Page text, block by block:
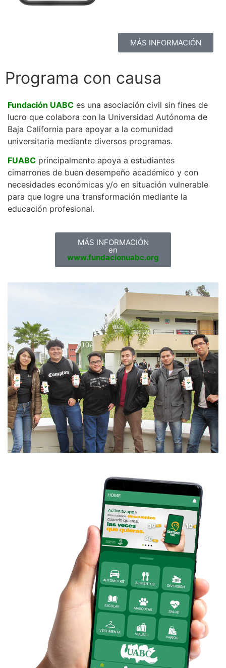
MÁS INFORMACIÓN
Programa con causa
Fundación UABC es una asociación civil sin fines de
lucro que colabora con la Universidad Autónoma de
Baja California para apoyar a la comunidad
universitaria mediante diversos programas.
FUABC principalmente apoya a estudiantes
cimarrones de buen desempeño académico y con
necesidades económicas y/o en situación vulnerable
para que logre una transformación mediante la
educación profesional.
MÁS INFORMACIÓN
en
www.fundacionuabc.org